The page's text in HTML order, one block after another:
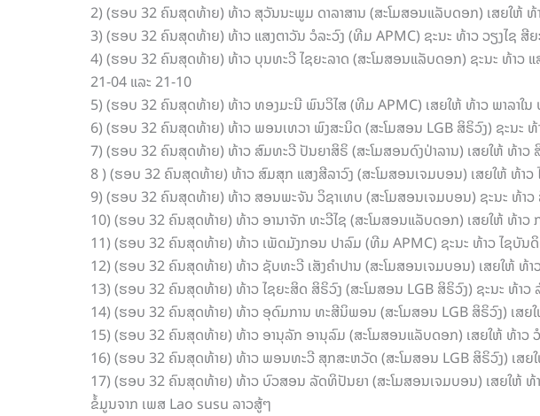
2) (ຮອບ 32 ຄົນສຸດທ້າຍ) ທ້າວ ສຸວັນນະພູມ ດາລາສານ (ສະໂມສອນແລັບດອກ) ເສຍໃຫ້
3) (ຮອບ 32 ຄົນສຸດທ້າຍ) ທ້າວ ແສງຕາວັນ ວໍລະວົງ (ທີມ APMC) ຊະນະ ທ້າວ ວຽງໄຊ
4) (ຮອບ 32 ຄົນສຸດທ້າຍ) ທ້າວ ບຸນທະວີ ໄຊຍະລາດ (ສະໂມສອນແລັບດອກ) ຊະນະ ທ້າວ
21-04 ແລະ 21-10
5) (ຮອບ 32 ຄົນສຸດທ້າຍ) ທ້າວ ທອງມະນີ ພົນວິໄສ (ທີມ APMC) ເສຍໃຫ້ ທ້າວ ພາລາໃ
6) (ຮອບ 32 ຄົນສຸດທ້າຍ) ທ້າວ ພອນເທວາ ພົງສະນິດ (ສະໂມສອນ LGB ສິຣິວົງ) ຊະນະ
7) (ຮອບ 32 ຄົນສຸດທ້າຍ) ທ້າວ ສົມທະວີ ປັນຍາສິຣິ (ສະໂມສອນດົງປ່າລານ) ເສຍໃຫ້ ທ້
8 ) (ຮອບ 32 ຄົນສຸດທ້າຍ) ທ້າວ ສົມສຸກ ແສງສີລາວົງ (ສະໂມສອນເຈມບອນ) ເສຍໃຫ້ ທ້າ
9) (ຮອບ 32 ຄົນສຸດທ້າຍ) ທ້າວ ສອນພະຈັນ ວິຊາເທບ (ສະໂມສອນເຈມບອນ) ຊະນະ ທ້
10) (ຮອບ 32 ຄົນສຸດທ້າຍ) ທ້າວ ອານາຈັກ ທະວີໄຊ (ສະໂມສອນແລັບດອກ) ເສຍໃຫ້ ທ້
11) (ຮອບ 32 ຄົນສຸດທ້າຍ) ທ້າວ ເພັດມັງກອນ ປາລົມ (ທີມ APMC) ຊະນະ ທ້າວ ໄຊບັ
12) (ຮອບ 32 ຄົນສຸດທ້າຍ) ທ້າວ ຊັບທະວີ ເສັງຄໍາປານ (ສະໂມສອນເຈມບອນ) ເສຍໃຫ້ ທ້
13) (ຮອບ 32 ຄົນສຸດທ້າຍ) ທ້າວ ໄຊຍະສິດ ສິຣິວົງ (ສະໂມສອນ LGB ສິຣິວົງ) ຊະນະ ທ້າ
14) (ຮອບ 32 ຄົນສຸດທ້າຍ) ທ້າວ ອຸດົມການ ທະສີນິພອນ (ສະໂມສອນ LGB ສິຣິວົງ) ເສຍ
15) (ຮອບ 32 ຄົນສຸດທ້າຍ) ທ້າວ ອານຸລັກ ອານຸລົມ (ສະໂມສອນແລັບດອກ) ເສຍໃຫ້ ທ້າວ
16) (ຮອບ 32 ຄົນສຸດທ້າຍ) ທ້າວ ພອນທະວີ ສຸກສະຫວັດ (ສະໂມສອນ LGB ສິຣິວົງ) ເສຍ
17) (ຮອບ 32 ຄົນສຸດທ້າຍ) ທ້າວ ບົວສອນ ລັດທິປັນຍາ (ສະໂມສອນເຈມບອນ) ເສຍໃຫ້
ຂໍ້ມູນຈາກ ເພສ Lao susu ລາວສູ້ໆ